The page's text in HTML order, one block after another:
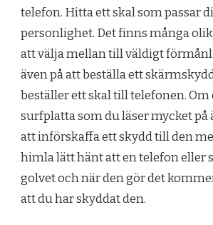
telefon. Hitta ett skal som passar
personlighet. Det finns många
att välja mellan till väldigt
även på att beställa ett
beställer ett skal till telefonen. Om
surfplatta som du läser mycket på
att införskaffa ett skydd till den
himla lätt hänt att en telefon eller
golvet och när den gör det
att du har skyddat den.